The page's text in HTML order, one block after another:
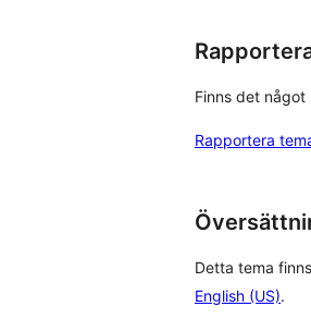
Finns det
Rapportera
Detta tema
English (US).